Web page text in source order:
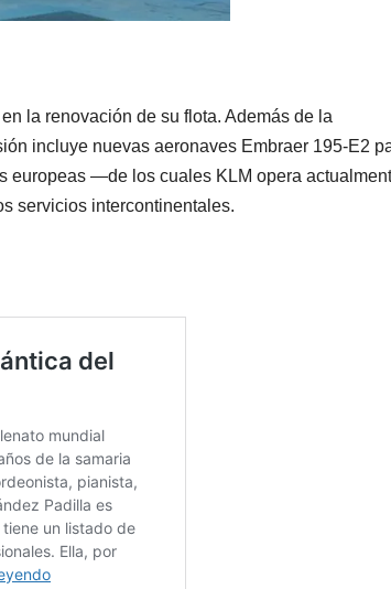
la renovación de su flota. Además de la
incluye nuevas aeronaves Embraer 195-E2
europeas —de los cuales KLM opera
servicios intercontinentales.